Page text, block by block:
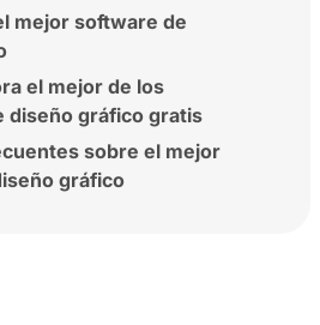
mejor software de
el mejor de los
diseño gráfico gratis
sobre el mejor
gráfico